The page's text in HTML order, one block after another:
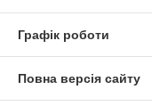
Графік роботи
Повна версія сайту